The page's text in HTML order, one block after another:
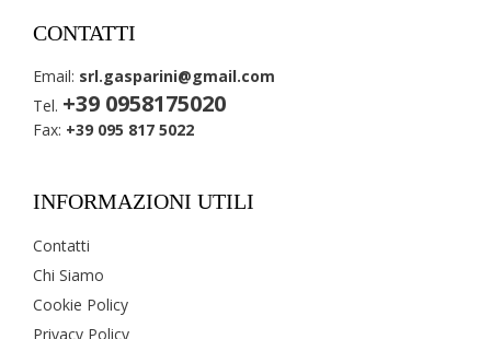
CONTATTI
Email: srl.gasparini@gmail.com
Tel. +39 0958175020
Fax: +39 095 817 5022
INFORMAZIONI UTILI
Contatti
Chi Siamo
Cookie Policy
Privacy Policy